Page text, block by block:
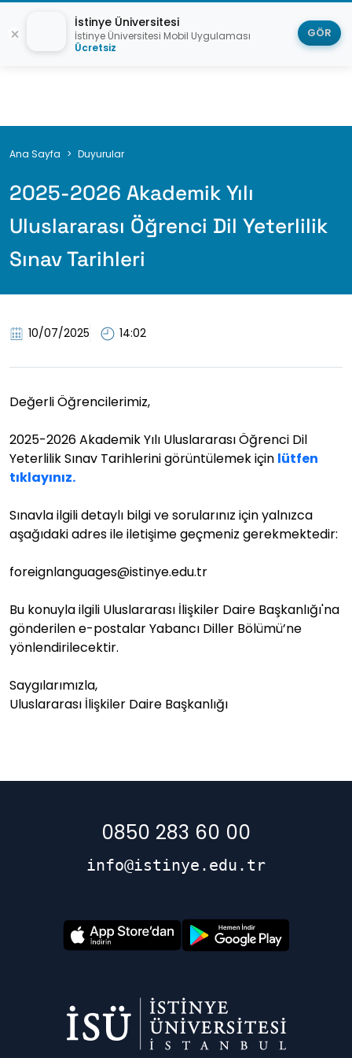
Breadcrumb
Ana Sayfa Duyurular
2025-2026 Akademik Yılı
Uluslararası Öğrenci Dil Yeterlilik
Sınav Tarihleri
10/07/2025 14:02
Değerli Öğrencilerimiz,
2025-2026 Akademik Yılı Uluslararası Öğrenci Dil
Yeterlilik Sınav Tarihlerini görüntülemek için lütfen
tıklayınız.
Sınavla ilgili detaylı bilgi ve sorularınız için yalnızca
aşağıdaki adres ile iletişime geçmeniz gerekmektedir:
foreignlanguages@istinye.edu.tr
Bu konuyla ilgili Uluslararası İlişkiler Daire Başkanlığı'na
gönderilen e-postalar Yabancı Diller Bölümü’ne
yönlendirilecektir.
Saygılarımızla,
Uluslararası İlişkiler Daire Başkanlığı
0850 283 60 00
info@istinye.edu.tr
İstinye Üniversitesi
İstinye Üniversitesi Mobil Uygulaması
Ücretsiz
GÖR